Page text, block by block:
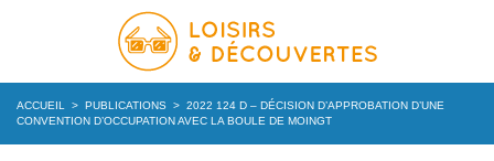
ACCUEIL > PUBLICATIONS > 2022 124 D – DÉCISION D’APPROBATION D’UNE
CONVENTION D’OCCUPATION AVEC LA BOULE DE MOINGT